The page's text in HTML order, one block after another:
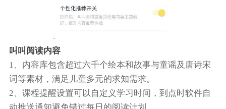
叫叫阅读内容
1、内容库包含超过六千个绘本和故事与童谣及唐诗宋
词等素材，满足儿童多元的求知需求。
2、课程提醒设置可以自定义学习时间，到点时软件自